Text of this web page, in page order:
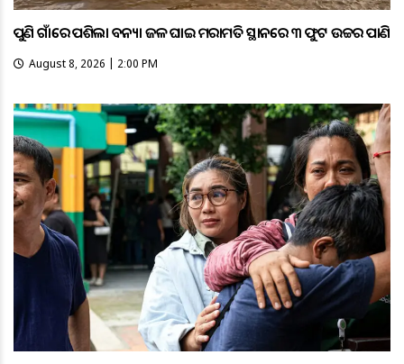
ପୁଣି ଗାଁରେ ପଶିଲା ବନ୍ୟା ଜଳ ଘାଇ ମରାମତି ସ୍ଥାନରେ ୩ ଫୁଟ ଉଚ୍ଚର ପାଣି
August 8, 2026 | 2:00 PM